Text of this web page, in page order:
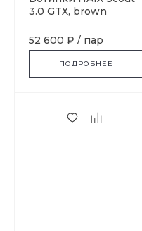
3.0 GTX, brown
52 600 ₽ / пар
ПОДРОБНЕЕ